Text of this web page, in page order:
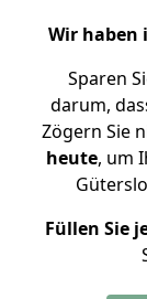
Wir haben
Sparen
darum,
Zögern Sie
heute, um
Füllen Sie